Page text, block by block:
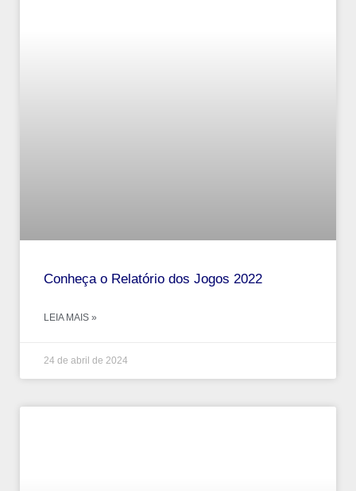
Conheça o Relatório dos Jogos 2022
LEIA MAIS »
24 de abril de 2024